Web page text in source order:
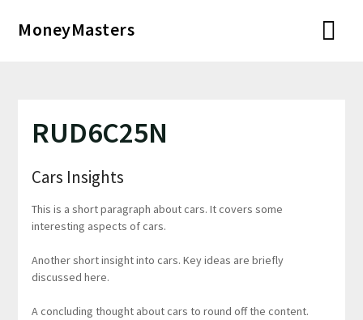
MoneyMasters
RUD6C25N
Cars Insights
This is a short paragraph about cars. It covers some
interesting aspects of cars.
Another short insight into cars. Key ideas are briefly
discussed here.
A concluding thought about cars to round off the content.